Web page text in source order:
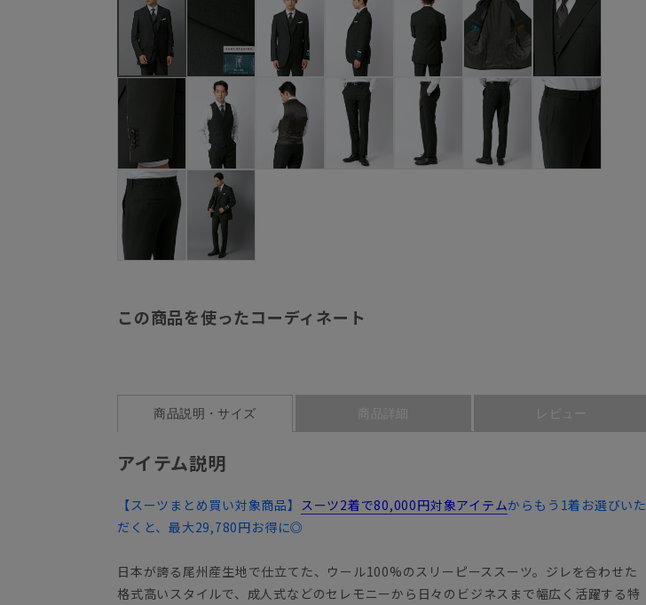
この商品を使ったコーディネート
商品説明・サイズ 商品詳細 レビュー
アイテム説明
【スーツまとめ買い対象商品】 スーツ2着で80,000円対象アイテムからもう1着お選びいた
だくと、最大29,780円お得に◎
日本が誇る尾州産生地で仕立てた、ウール100%のスリーピーススーツ。ジレを合わせた
格式高いスタイルで、成人式などのセレモニーから日々のビジネスまで幅広く活躍する特